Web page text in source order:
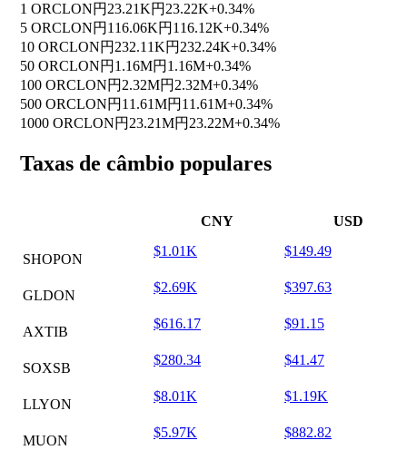
1 ORCLON円23.21K円23.22K+0.34%
5 ORCLON円116.06K円116.12K+0.34%
10 ORCLON円232.11K円232.24K+0.34%
50 ORCLON円1.16M円1.16M+0.34%
100 ORCLON円2.32M円2.32M+0.34%
500 ORCLON円11.61M円11.61M+0.34%
1000 ORCLON円23.21M円23.22M+0.34%
Taxas de câmbio populares
CNY USD
SHOPON
$1.01K $149.49
GLDON
$2.69K $397.63
AXTIB
$616.17 $91.15
SOXSB
$280.34 $41.47
LLYON
$8.01K $1.19K
MUON
$5.97K $882.82